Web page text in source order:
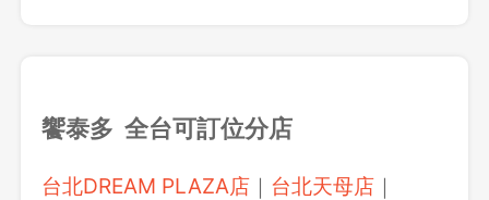
饗泰多 全台可訂位分店
台北DREAM PLAZA店 ｜ 台北天母店 ｜